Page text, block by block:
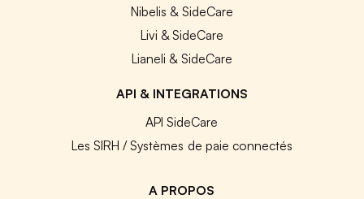
Nibelis & SideCare
Livi & SideCare
Lianeli & SideCare
API & INTEGRATIONS
API SideCare
Les SIRH / Systèmes de paie connectés
A PROPOS